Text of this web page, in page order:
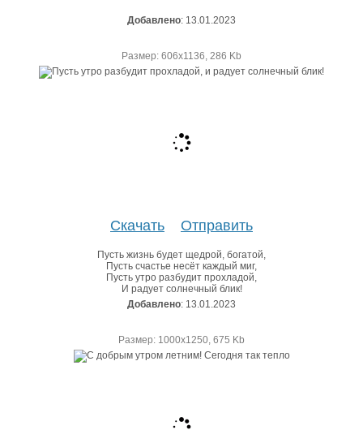
Добавлено: 13.01.2023
Размер: 606х1136, 286 Kb
Скачать Отправить
Пусть жизнь будет щедрой, богатой,
Пусть счастье несёт каждый миг,
Пусть утро разбудит прохладой,
И радует солнечный блик!
Добавлено: 13.01.2023
Размер: 1000х1250, 675 Kb